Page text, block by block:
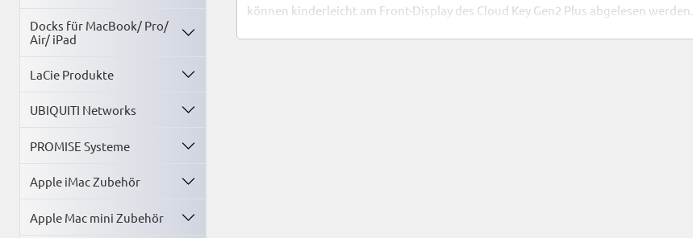
Docks für MacBook/ Pro/
Air/ iPad
LaCie Produkte
UBIQUITI Networks
PROMISE Systeme
Apple iMac Zubehör
Apple Mac mini Zubehör
können kinderleicht am Front-Display des Cloud Key Gen2 Plus abgelesen werden.